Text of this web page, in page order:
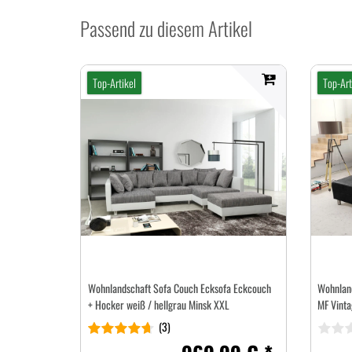
Passend zu diesem Artikel
Top-Artikel
Wohnlandschaft Sofa Couch Ecksofa Eckcouch
+ Hocker weiß / hellgrau Minsk XXL
(3)
Top-
MF